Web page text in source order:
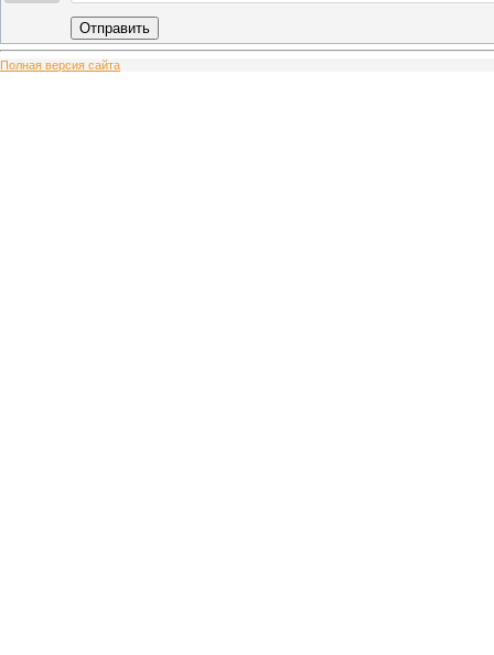
Отправить
Полная версия сайта